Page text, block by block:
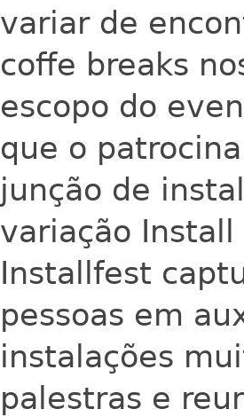
variar de
coffe breaks
escopo do
que o
junção de
variação
Installfest
pessoas em
instalações
palestras e